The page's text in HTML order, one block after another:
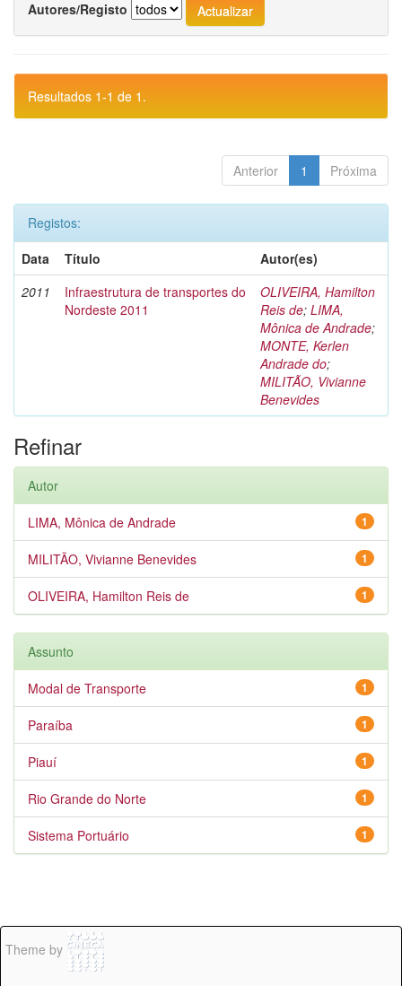
Autores/Registo
Resultados 1-1 de 1.
Anterior 1 Próxima
Registos:
Data
Título
Autor(es)
2011
Infraestrutura de transportes do
Nordeste 2011
OLIVEIRA, Hamilton
Reis de; LIMA,
Mônica de Andrade;
MONTE, Kerlen
Andrade do;
MILITÃO, Vivianne
Benevides
Refinar
Autor
1
LIMA, Mônica de Andrade
1
MILITÃO, Vivianne Benevides
1
OLIVEIRA, Hamilton Reis de
Assunto
1
Modal de Transporte
1
Paraíba
1
Piauí
1
Rio Grande do Norte
1
Sistema Portuário
Theme by